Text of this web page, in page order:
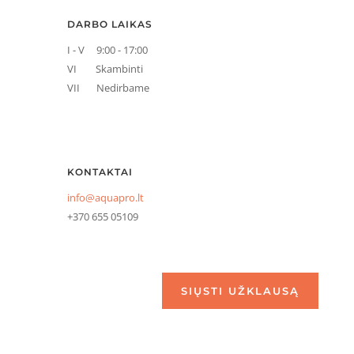
DARBO LAIKAS
I - V 9:00 - 17:00
VI Skambinti
VII Nedirbame
KONTAKTAI
info@aquapro.lt
+370 655 05109
SIŲSTI UŽKLAUSĄ